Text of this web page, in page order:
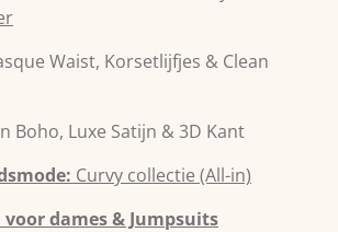
Waist, Korsetlijfjes & Clean
Boho, Luxe Satijn & 3D Kant
Curvy collectie (All-in)
dames & Jumpsuits